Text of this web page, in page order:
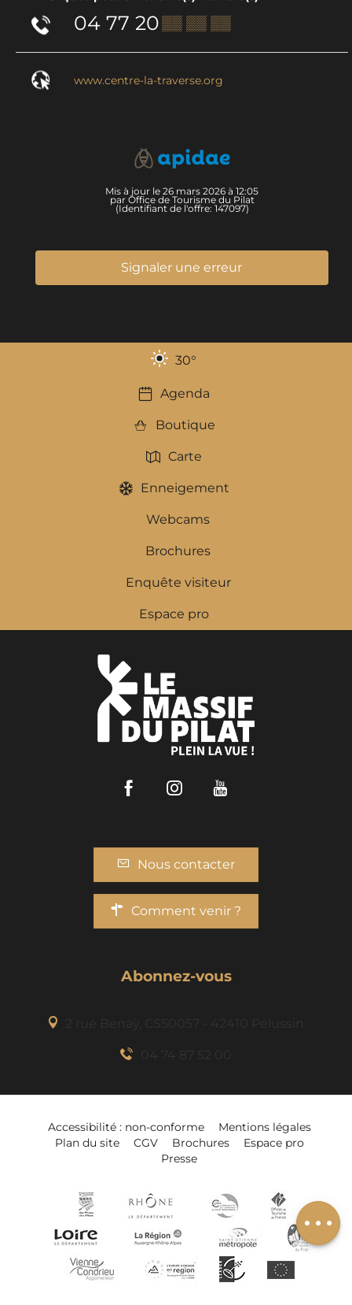
Prestations
Ajouter à mon
séjour
04 77 20▒▒ ▒▒ ▒▒
www.centre-la-traverse.org
Mis à jour le 26 mars 2026 à 12:05
par Office de Tourisme du Pilat
(Identifiant de l'offre: 147097)
Signaler une erreur
30°
Agenda
Boutique
Carte
Enneigement
Webcams
Brochures
Enquête visiteur
Espace pro
FacebookInstagram
Nous contacter
Comment venir ?
Abonnez-vous
Accessibilité : non-conforme
Mentions légales
Plan du site
CGV Brochures
Espace pro
Presse